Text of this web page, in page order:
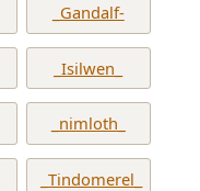
_Gandalf-
_Isilwen_
_nimloth_
_Tindomerel_